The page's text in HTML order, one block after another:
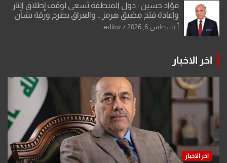
فؤاد حسين : دول المنطقة تسعى لوقف إطلاق النار
وإعادة فتح مضيق هرمز .. والعراق يطرح ورقة بشأن
تحولات القدس
أغسطس 6, 2026 editor
اخر الاخبار
اخر الاخبار